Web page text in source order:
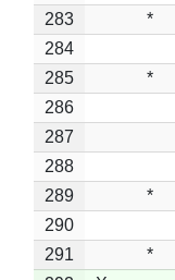
283
*
284
285
*
286
287
288
289
*
290
291
*